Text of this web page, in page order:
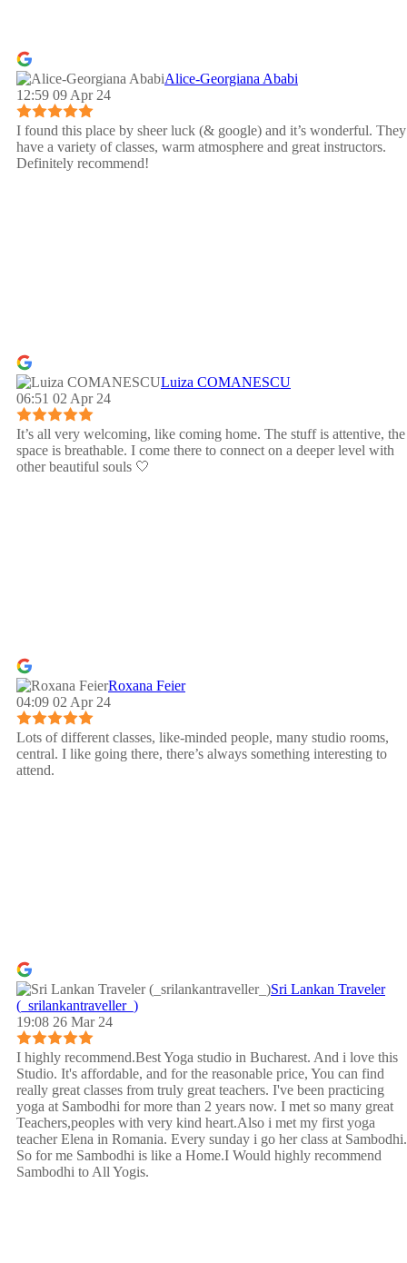
Alice-Georgiana Ababi
12:59 09 Apr 24
I found this place by sheer luck (& google) and it’s wonderful. They
have a variety of classes, warm atmosphere and great instructors.
Definitely recommend!
Luiza COMANESCU
06:51 02 Apr 24
It’s all very welcoming, like coming home. The stuff is attentive, the
space is breathable. I come there to connect on a deeper level with
other beautiful souls 🤍
Roxana Feier
04:09 02 Apr 24
Lots of different classes, like-minded people, many studio rooms,
central. I like going there, there’s always something interesting to
attend.
Sri Lankan Traveler
(_srilankantraveller_)
19:08 26 Mar 24
I highly recommend.Best Yoga studio in Bucharest. And i love this
Studio. It's affordable, and for the reasonable price, You can find
really great classes from truly great teachers. I've been practicing
yoga at Sambodhi for more than 2 years now. I met so many great
Teachers,peoples with very kind heart.Also i met my first yoga
teacher Elena in Romania. Every sunday i go her class at Sambodhi.
So for me Sambodhi is like a Home.I Would highly recommend
Sambodhi to All Yogis.